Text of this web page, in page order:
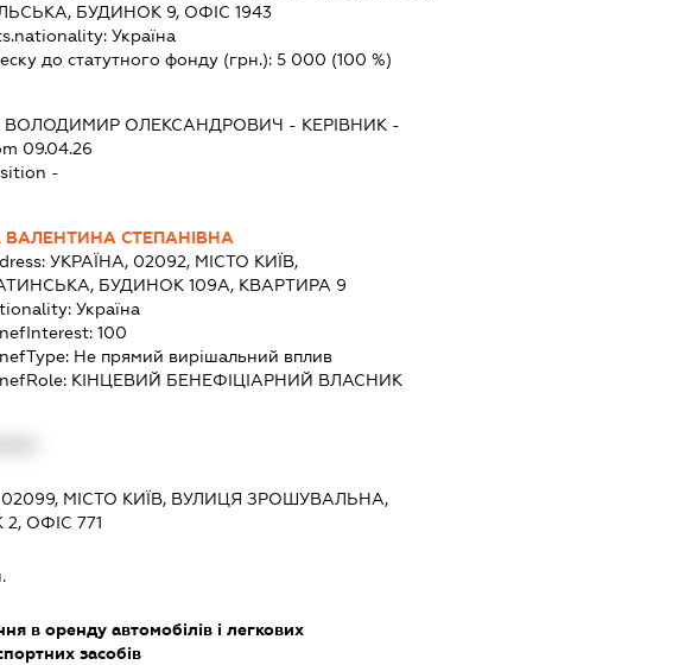
БУДИНОК 9, ОФІС 1943
Україна
до статутного фонду (грн.): 5 000 (100 %)
ВОЛОДИМИР ОЛЕКСАНДРОВИЧ - КЕРІВНИК -
09.04.26
-
ВАЛЕНТИНА СТЕПАНІВНА
УКРАЇНА, 02092, МІСТО КИЇВ,
БУДИНОК 109А, КВАРТИРА 9
Україна
100
Не прямий вирішальний вплив
КІНЦЕВИЙ БЕНЕФІЦІАРНИЙ ВЛАСНИК
02099, МІСТО КИЇВ, ВУЛИЦЯ ЗРОШУВАЛЬНА,
ОФІС 771
в оренду автомобілів і легкових
засобів